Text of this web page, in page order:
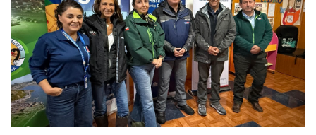
Consultores de Riego
Registro nacional SIRSD-S
Nómina consultores de Riego
Registro Ley 19.862
Sustentabilidad de los suelos SIRSD-S
Programa Desarrollo Inversiones - PDI
Programa desarrollo local - Prodesal
Servicio de Asesoría Técnica - SAT
Sello Manos Campesinas
Mercado Campesinos
Expomundorural
Turismo Rural
Arica y Parinacota
Tarapacá
Antofagasta
Atacama
Valparaíso
Metropolitana
O'Higgins
Maule
Araucanía
Los Ríos
Los Lagos
Aysén
Noticias
Videos
Podcast
Nuestras Redes sociales
INDAP Agustinas 1465, Santiago de Chile